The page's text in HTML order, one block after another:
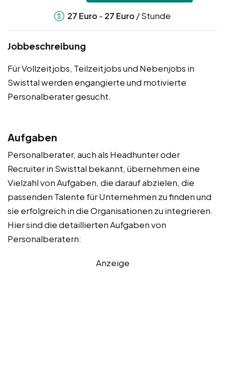
27 Euro - 27 Euro / Stunde
Jobbeschreibung
Für Vollzeitjobs, Teilzeitjobs und Nebenjobs in
Swisttal werden engangierte und motivierte
Personalberater gesucht.
Aufgaben
Personalberater, auch als Headhunter oder
Recruiter in Swisttal bekannt, übernehmen eine
Vielzahl von Aufgaben, die darauf abzielen, die
passenden Talente für Unternehmen zu finden und
sie erfolgreich in die Organisationen zu integrieren.
Hier sind die detaillierten Aufgaben von
Personalberatern:
Anzeige